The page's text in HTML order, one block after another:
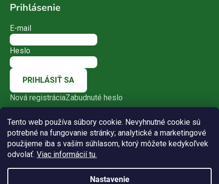
Tento web používa súbory cookie. Nevyhnutné cookie sú
potrebné na fungovanie stránky; analytické a marketingové
použijeme iba s vaším súhlasom, ktorý môžete kedykoľvek
odvolať. Viac informácií tu.
Nastavenie
Prihlásenie
E-mail
Heslo
PRIHLÁSIŤ SA
Nová registráciaZabudnuté heslo